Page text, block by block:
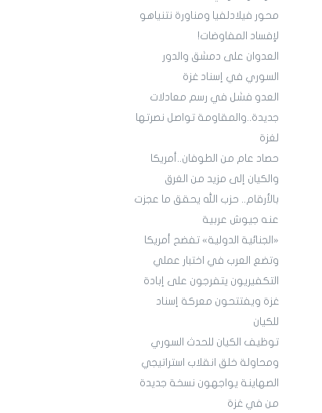
محور فيلادلفيا ومناورة نتنياهو
لإفساد المفاوضات!
العدوان على دمشق والدور
السوري في إسناد غزة
العدو فشل في رسم معادلات
جديدة..والمقاومة تواصل نصرتها
لغزة
حصاد عام من الطوفان..أمريكا
والكيان إلى مزيد من الغرق
بالأرقام.. حزب الله يحقق ما عجزت
عنه جيوش عربية
«الجنائية الدولية» تفضح أمريكا
وتضع العرب في اختبار عملي
التكفيريون يتفرجون على إبادة
غزة ويفتتحون معركة إسناد
للكيان
توظيف الكيان للحدث السوري
ومحاولة خلق انقلاب استراتيجي
الصهاينة يواجهون نسخة جديدة
من في غزة